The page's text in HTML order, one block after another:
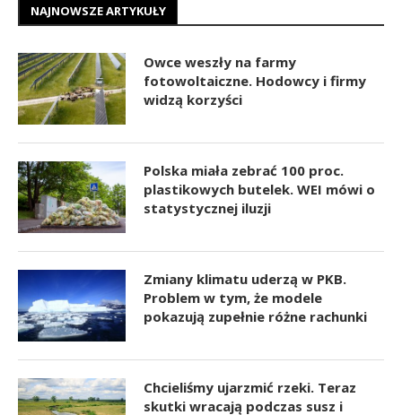
NAJNOWSZE ARTYKUŁY
Owce weszły na farmy
fotowoltaiczne. Hodowcy i firmy
widzą korzyści
Polska miała zebrać 100 proc.
plastikowych butelek. WEI mówi o
statystycznej iluzji
Zmiany klimatu uderzą w PKB.
Problem w tym, że modele
pokazują zupełnie różne rachunki
Chcieliśmy ujarzmić rzeki. Teraz
skutki wracają podczas susz i